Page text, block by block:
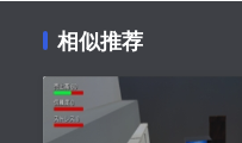
相似推荐